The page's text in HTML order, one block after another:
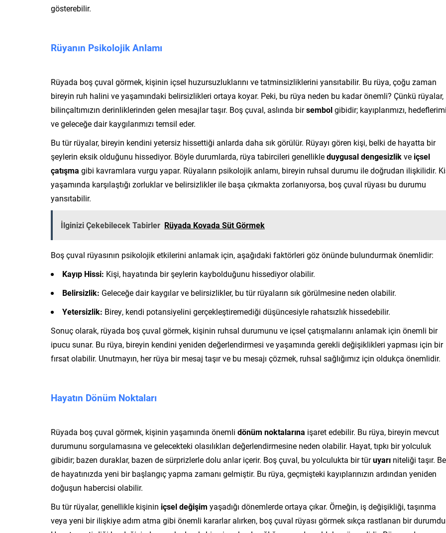
gösterebilir.
Rüyanın Psikolojik Anlamı
Rüyada boş çuval görmek, kişinin içsel huzursuzluklarını ve tatminsizliklerini yansıtabilir. Bu rüya, çoğu zaman
bireyin ruh halini ve yaşamındaki belirsizlikleri ortaya koyar. Peki, bu rüya neden bu kadar önemli? Çünkü rüyalar,
bilinçaltımızın derinliklerinden gelen mesajlar taşır. Boş çuval, aslında birsembolgibidir; kayıplarımızı,
ve geleceğe dair kaygılarımızı temsil eder.
Bu tür rüyalar, bireyin kendini yetersiz hissettiği anlarda daha sık görülür. Rüyayı gören kişi, belki de hayatta bir
şeylerin eksik olduğunu hissediyor. Böyle durumlarda, rüya tabircileri genellikleduygusal dengesizlikve içsel
çatışma gibi kavramlara vurgu yapar. Rüyaların psikolojik anlamı, bireyin ruhsal durumu ile doğrudan ilişkilidir.
yaşamında karşılaştığı zorluklar ve belirsizlikler ile başa çıkmakta zorlanıyorsa, boş çuval rüyası bu durumu
yansıtabilir.
İlginizi Çekebilecek Tabirler Rüyada Kovada Süt Görmek
Boş çuval rüyasının psikolojik etkilerini anlamak için, aşağıdaki faktörleri göz önünde bulundurmak önemlidir:
Kayıp Hissi: Kişi, hayatında bir şeylerin kaybolduğunu hissediyor olabilir.
Belirsizlik: Geleceğe dair kaygılar ve belirsizlikler, bu tür rüyaların sık görülmesine neden olabilir.
Yetersizlik: Birey, kendi potansiyelini gerçekleştiremediği düşüncesiyle rahatsızlık hissedebilir.
Sonuç olarak, rüyada boş çuval görmek, kişinin ruhsal durumunu ve içsel çatışmalarını anlamak için önemli bir
ipucu sunar. Bu rüya, bireyin kendini yeniden değerlendirmesi ve yaşamında gerekli değişiklikleri yapması için bir
fırsat olabilir. Unutmayın, her rüya bir mesaj taşır ve bu mesajı çözmek, ruhsal sağlığımız için oldukça önemlidir.
Hayatın Dönüm Noktaları
Rüyada boş çuval görmek, kişinin yaşamında önemli dönüm noktalarına işaret edebilir. Bu rüya, bireyin mevcut
durumunu sorgulamasına ve gelecekteki olasılıkları değerlendirmesine neden olabilir. Hayat, tıpkı bir yolculuk
gibidir; bazen duraklar, bazen de sürprizlerle dolu anlar içerir. Boş çuval, bu yolculukta bir türuyarı niteliği taşır.
de hayatınızda yeni bir başlangıç yapma zamanı gelmiştir. Bu rüya, geçmişteki kayıplarınızın ardından yeniden
doğuşun habercisi olabilir.
Bu tür rüyalar, genellikle kişinin içsel değişim yaşadığı dönemlerde ortaya çıkar. Örneğin, iş değişikliği, taşınma
veya yeni bir ilişkiye adım atma gibi önemli kararlar alırken, boş çuval rüyası görmek sıkça rastlanan bir